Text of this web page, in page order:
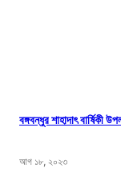
বঙ্গবন্ধুর শাহাদাৎ বার্ষিকী
আগ ১৮, ২০২৩